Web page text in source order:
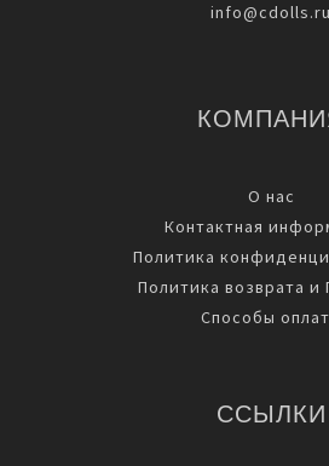
info@cdolls.ru
О нас
Контактная
Политика
Политика возврата и
Способы
ССЫЛКИ